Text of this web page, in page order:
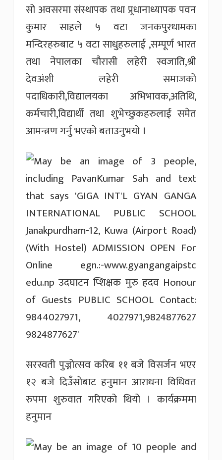
सो अवसरमा संस्थापक तथा प्र्रधानाध्यापक पवन
कुमार साहले ५ वटा जनकपुरधामका
मन्दिरहरुबाट ५ वटा साधुहरुलाई ,सम्पूर्ण भारत
तथा नेपालका चौरासी लहेरी स्वजाति,श्री
देवअंशी लहेरी समाजको
पदाधिकारी,विद्यालयका अभिभावक,अतिथि,
कर्मचारी,विद्यार्थी तथा शुभेच्छुकहरुलाई समेत
आमन्त्रण गर्नु भएको बताउनुभयो ।
सरस्वती पुज्नोत्सव करिब ११ बजे विसर्जन भएर
१२ बजे दिउँसोबाट हनुमान आराधना विधिवत
रुपमा शुरुवात गरिएको थियो । कार्यक्रममा
हनुमान